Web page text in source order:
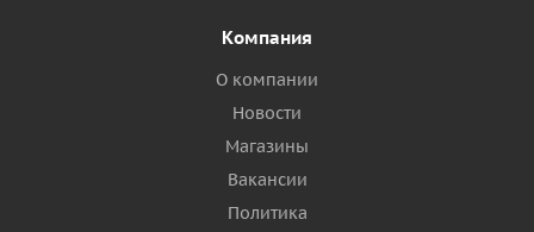
Компания
О компании
Новости
Магазины
Вакансии
Политика